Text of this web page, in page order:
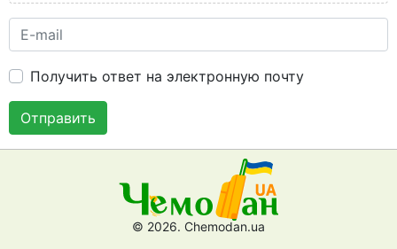
Получить ответ на электронную почту
Отправить
© 2026. Chemodan.ua